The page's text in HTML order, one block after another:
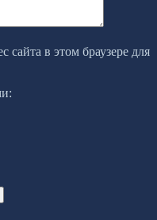
сайта в этом браузере для